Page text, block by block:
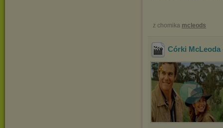
z chomika mcleods
Córki McLeoda